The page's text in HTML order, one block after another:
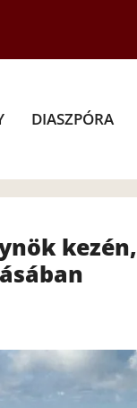
DIASZPÓRA
kezén,